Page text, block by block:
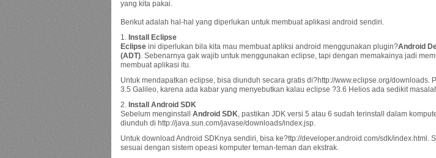
yang kita pakai.
Berikut adalah hal-hal yang diperlukan untuk membuat aplikasi android sendiri.
1. Install Eclipse
Eclipse ini diperlukan bila kita mau membuat apliksi android menggunakan plugin?Android
(ADT). Sebenarnya gak wajib untuk menggunakan eclipse, tapi dengan memakainya jadi
membuat aplikasi itu.
Untuk mendapatkan eclipse, bisa diunduh secara gratis di?http://www.eclipse.org/downloads.
3.5 Galileo, karena ada kabar yang menyebutkan kalau eclipse ?3.6 Helios ada sedikit
2. Install Android SDK
Sebelum menginstall Android SDK, pastikan JDK versi 5 atau 6 sudah terinstall dalam
diunduh di http://java.sun.com/javase/downloads/index.jsp.
Untuk download Android SDKnya sendiri, bisa ke?ttp://developer.android.com/sdk/index.html.
sesuai dengan sistem opeasi komputer teman-teman dan ekstrak.